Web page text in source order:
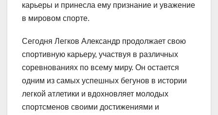
карьеры и принесла ему признание и уважение
в мировом спорте.
Сегодня Легков Александр продолжает свою
спортивную карьеру, участвуя в различных
соревнованиях по всему миру. Он остается
одним из самых успешных бегунов в истории
легкой атлетики и вдохновляет молодых
спортсменов своими достижениями и